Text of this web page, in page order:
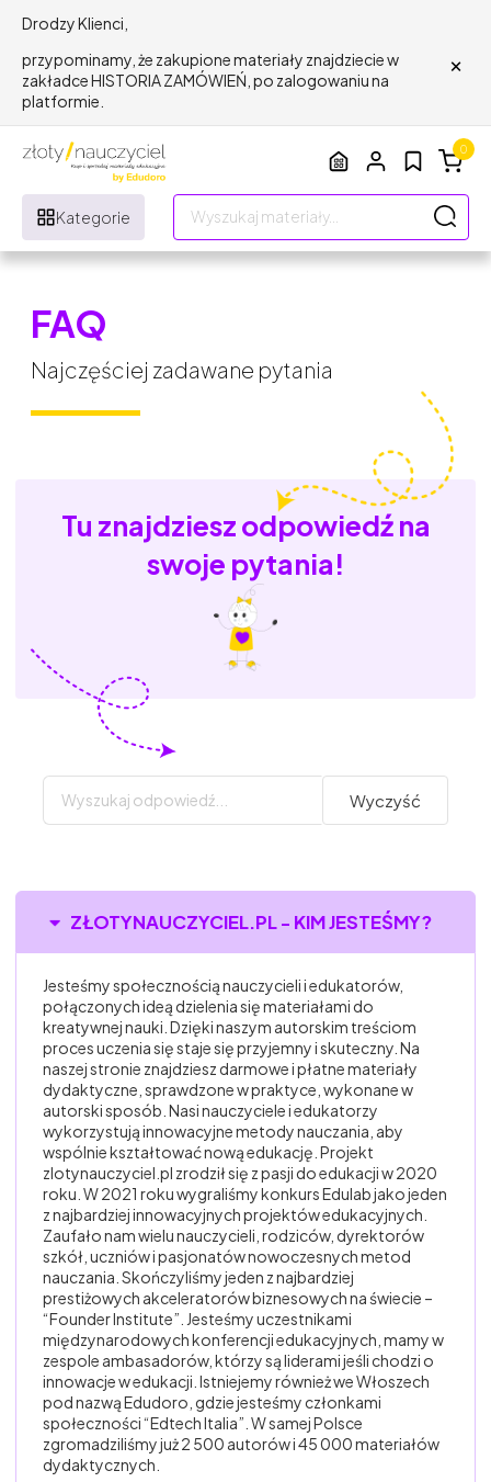
Drodzy Klienci,
przypominamy, że zakupione materiały znajdziecie w
zakładce HISTORIA ZAMÓWIEŃ, po zalogowaniu na
platformie.
×
Kategorie
0
FAQ
Najczęściej zadawane pytania
Tu znajdziesz odpowiedź na
swoje pytania!
Wyczyść
ZŁOTYNAUCZYCIEL.PL - KIM JESTEŚMY?
Jesteśmy społecznością nauczycieli i edukatorów,
połączonych ideą dzielenia się materiałami do
kreatywnej nauki. Dzięki naszym autorskim treściom
proces uczenia się staje się przyjemny i skuteczny. Na
naszej stronie znajdziesz darmowe i płatne materiały
dydaktyczne, sprawdzone w praktyce, wykonane w
autorski sposób. Nasi nauczyciele i edukatorzy
wykorzystują innowacyjne metody nauczania, aby
wspólnie kształtować nową edukację. Projekt
zlotynauczyciel.pl zrodził się z pasji do edukacji w 2020
roku. W 2021 roku wygraliśmy konkurs Edulab jako jeden
z najbardziej innowacyjnych projektów edukacyjnych.
Zaufało nam wielu nauczycieli, rodziców, dyrektorów
szkół, uczniów i pasjonatów nowoczesnych metod
nauczania. Skończyliśmy jeden z najbardziej
prestiżowych akceleratorów biznesowych na świecie –
“Founder Institute”. Jesteśmy uczestnikami
międzynarodowych konferencji edukacyjnych, mamy w
zespole ambasadorów, którzy są liderami jeśli chodzi o
innowacje w edukacji. Istniejemy również we Włoszech
pod nazwą Edudoro, gdzie jesteśmy członkami
społeczności “Edtech Italia”. W samej Polsce
zgromadziliśmy już 2 500 autorów i 45 000 materiałów
dydaktycznych.